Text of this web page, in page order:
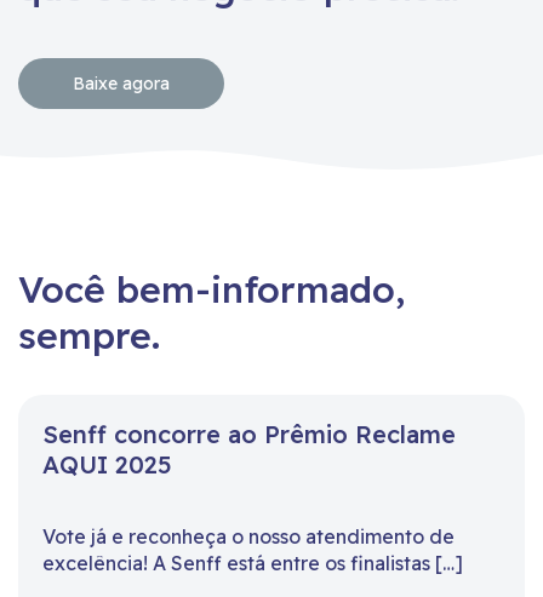
Baixe agora
Você bem-informado,
sempre.
Senff concorre ao Prêmio Reclame
AQUI 2025
Vote já e reconheça o nosso atendimento de
excelência! A Senff está entre os finalistas […]